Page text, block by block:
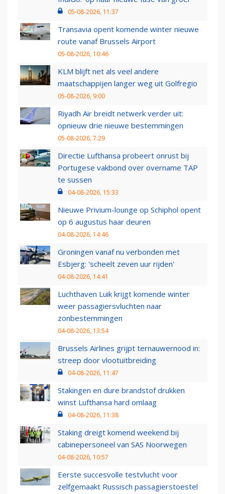
05-08-2026, 11:37
Transavia opent komende winter nieuwe
route vanaf Brussels Airport
05-08-2026, 10:46
KLM blijft net als veel andere
maatschappijen langer weg uit Golfregio
05-08-2026, 9:00
Riyadh Air breidt netwerk verder uit:
opnieuw drie nieuwe bestemmingen
05-08-2026, 7:29
Directie Lufthansa probeert onrust bij
Portugese vakbond over overname TAP
te sussen
04-08-2026, 15:33
Nieuwe Privium-lounge op Schiphol opent
op 6 augustus haar deuren
04-08-2026, 14:46
Groningen vanaf nu verbonden met
Esbjerg: 'scheelt zeven uur rijden'
04-08-2026, 14:41
Luchthaven Luik krijgt komende winter
weer passagiersvluchten naar
zonbestemmingen
04-08-2026, 13:54
Brussels Airlines grijpt ternauwernood in:
streep door vlootuitbreiding
04-08-2026, 11:47
Stakingen en dure brandstof drukken
winst Lufthansa hard omlaag
04-08-2026, 11:38
Staking dreigt komend weekend bij
cabinepersoneel van SAS Noorwegen
04-08-2026, 10:57
Eerste succesvolle testvlucht voor
zelfgemaakt Russisch passagierstoestel